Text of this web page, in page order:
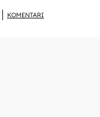
KOMENTARI